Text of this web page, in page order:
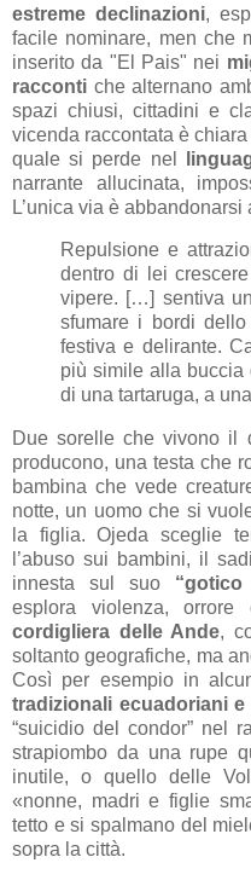
estreme declinazioni,
facile nominare, men che
inserito da "El Pais" nei
racconti che alternano
spazi chiusi, cittadini e
vicenda raccontata è
quale si perde nel
narrante allucinata,
L’unica via è abbandonarsi
Repulsione e
dentro di lei
vipere. […] sentiva
sfumare i bordi
festiva e delirante.
più simile alla buccia
di una tartaruga, a
Due sorelle che vivono il
producono, una testa che
bambina che vede
notte, un uomo che si
la figlia. Ojeda sceglie
l’abuso sui bambini, il
innesta sul suo “gotico
esplora violenza,
cordigliera delle Ande,
soltanto geografiche, ma
Così per esempio in
tradizionali ecuadoriani
“suicidio del condor” nel
strapiombo da una rupe
inutile, o quello delle
«nonne, madri e figlie
tetto e si spalmano del
sopra la città.